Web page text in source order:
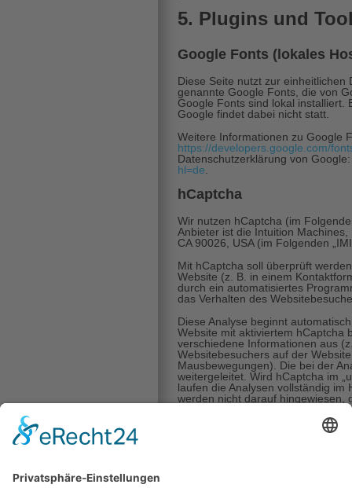
5. Plugins und
Google Fonts (lokales
Diese Seite nutzt zur
genannte Google Fonts, die von
Google Fonts sind lokal installiert.
Google findet dabei nicht statt.
Weitere Informationen zu Google
https://developers.google.com/
Datenschutzerklärung von
hl=de
hCaptcha
Wir nutzen hCaptcha (im
Anbieter ist die Intuition
CA 90026, USA (im Folgenden
Mit hCaptcha soll überprüft
Website (z. B. in einem
durch ein automatisiertes
das Verhalten des
Diese Analyse beginnt
Website mit aktiviertem hCaptcha
verschiedene Informationen aus
Websitebesuchers auf der
Mausbewegungen). Die bei der
weitergeleitet. Wird hCaptcha im
laufen die Analysen vollständig im
werden nicht darauf hingewiesen,
Die Speicherung und Analyse
Abs. 1 lit. f DSGVO. Der